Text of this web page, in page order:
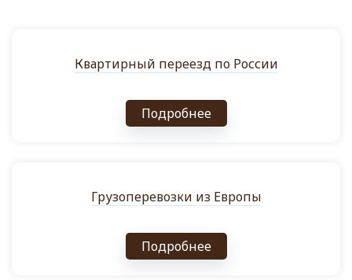
Квартирный переезд по России
Подробнее
Грузоперевозки из Европы
Подробнее